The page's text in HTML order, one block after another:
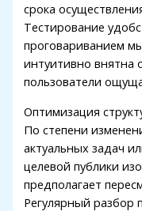
срока
Тестирование
проговариванием
интуитивно внятна
пользователи
Оптимизация
По степени
актуальных задач
целевой публики
предполагает
Регулярный разбор